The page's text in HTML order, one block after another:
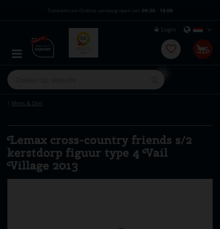
Mens & Dier
Tuincentrum Osdorp vandaag open van 09:30 - 18:00
Login
Lemax cross-country friends s/2
kerstdorp figuur type 4 Vail
Village 2013